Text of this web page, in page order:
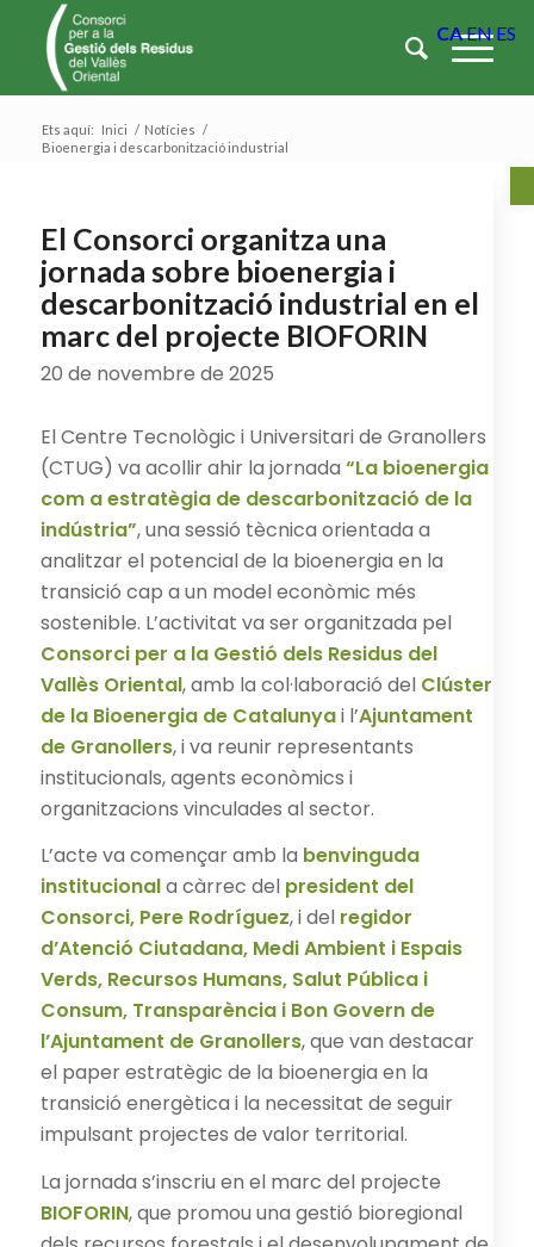
Ets aquí: Inici / Notícies /
Bioenergia i descarbonització industrial
El Consorci organitza una
jornada sobre bioenergia i
descarbonització industrial en el
marc del projecte BIOFORIN
20 de novembre de 2025
El Centre Tecnològic i Universitari de Granollers
(CTUG) va acollir ahir la jornada “La bioenergia
com a estratègia de descarbonització de la
indústria”, una sessió tècnica orientada a
analitzar el potencial de la bioenergia en la
transició cap a un model econòmic més
sostenible. L’activitat va ser organitzada pel
Consorci per a la Gestió dels Residus del
Vallès Oriental, amb la col·laboració del Clúster
de la Bioenergia de Catalunyai l’Ajuntament
de Granollers, i va reunir representants
institucionals, agents econòmics i
organitzacions vinculades al sector.
L’acte va començar amb la benvinguda
institucionala càrrec del president del
Consorci, Pere Rodríguez, i del regidor
d’Atenció Ciutadana, Medi Ambient i Espais
Verds, Recursos Humans, Salut Pública i
Consum, Transparència i Bon Govern de
l’Ajuntament de Granollers, que van destacar
el paper estratègic de la bioenergia en la
transició energètica i la necessitat de seguir
impulsant projectes de valor territorial.
La jornada s’inscriu en el marc del projecte
BIOFORIN, que promou una gestió bioregional
CAEN ES